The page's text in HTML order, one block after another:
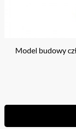
Model budowy